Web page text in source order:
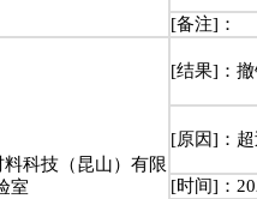
[备注]：
科技（昆山）有限
室
[结果]：
[原因]：
[时间]：